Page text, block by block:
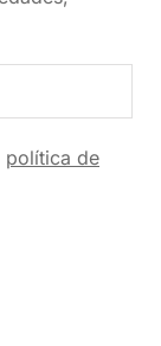
política de